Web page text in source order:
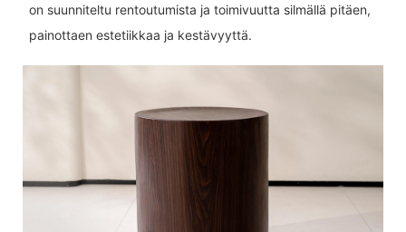
on suunniteltu rentoutumista ja toimivuutta silmällä pitäen,
painottaen estetiikkaa ja kestävyyttä.